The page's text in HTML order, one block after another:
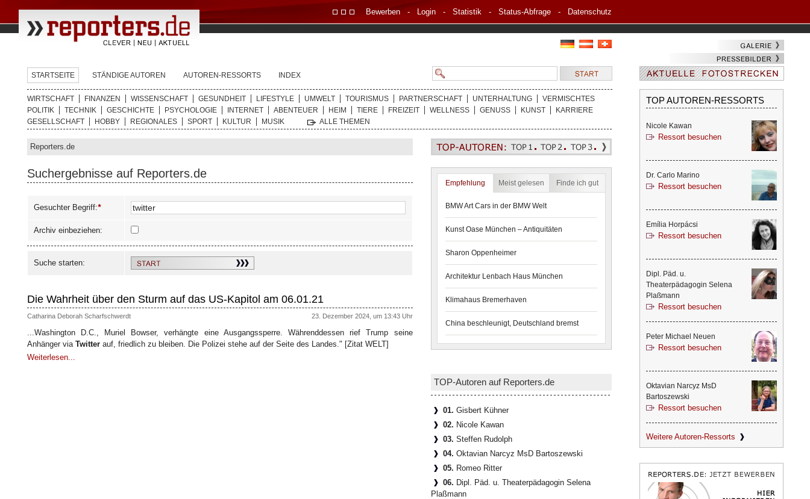
Bewerben- Login- Statistik- Status-Abfrage- Datenschutz
STARTSEITE STÄNDIGE AUTOREN AUTOREN-RESSORTS INDEX
WIRTSCHAFT FINANZEN WISSENSCHAFT GESUNDHEIT LIFESTYLE UMWELT TOURISMUS PARTNERSCHAFT UNTERHALTUNG
VERMISCHTES
POLITIK
TECHNIK GESCHICHTE PSYCHOLOGIE INTERNET ABENTEUER HEIM TIERE FREIZEIT WELLNESS GENUSS KUNST
KARRIERE
GESELLSCHAFT
HOBBY REGIONALES SPORT KULTUR MUSIK ALLE THEMEN
Reporters.de
Suchergebnisse auf Reporters.de
Gesuchter Begriff:*
Archiv einbeziehen:
Suche starten:
Die Wahrheit über den Sturm auf das US-Kapitol am 06.01.21
Catharina Deborah Scharfschwerdt 23. Dezember 2024, um 13:43 Uhr
...Washington D.C., Muriel Bowser, verhängte eine Ausgangssperre. Währenddessen rief Trump seine
Anhänger via Twitterauf, friedlich zu bleiben. Die Polizei stehe auf der Seite des Landes." [Zitat WELT]
Weiterlesen...
Empfehlung Meist gelesen Finde ich gut
BMW Art Cars in der BMW Welt
Kunst Oase München – Antiquitäten
Sharon Oppenheimer
Architektur Lenbach Haus München
Klimahaus Bremerhaven
China beschleunigt, Deutschland bremst
TOP-Autoren auf Reporters.de
01. Gisbert Kühner
02. Nicole Kawan
03. Steffen Rudolph
04. Oktavian Narcyz MsD Bartoszewski
05. Romeo Ritter
06. Dipl. Päd. u. Theaterpädagogin Selena
Plaßmann
TOP AUTOREN-RESSORTS
Nicole Kawan
Ressort besuchen
Dr. Carlo Marino
Ressort besuchen
Emília Horpácsi
Ressort besuchen
Dipl. Päd. u.
Theaterpädagogin Selena
Plaßmann
Ressort besuchen
Peter Michael Neuen
Ressort besuchen
Oktavian Narcyz MsD
Bartoszewski
Ressort besuchen
Weitere Autoren-Ressorts